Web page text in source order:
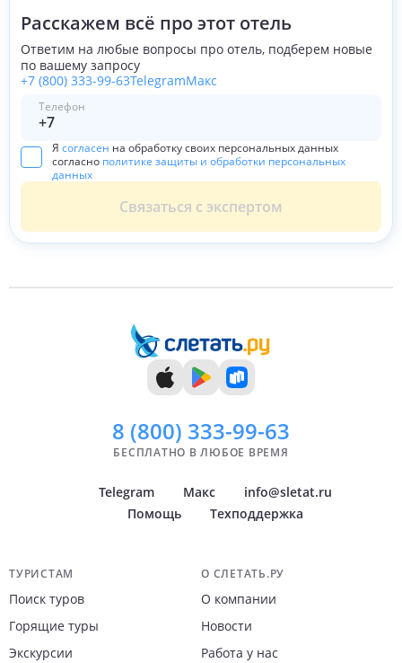
Расскажем всё про этот отель
Ответим на любые вопросы про отель, подберем новые
по вашему запросу
+7 (800) 333-99-63TelegramМакс
Телефон
Я согласен на обработку своих персональных данных
согласно политике защиты и обработки персональных
данных
Связаться с экспертом
8 (800) 333-99-63
БЕСПЛАТНО В ЛЮБОЕ ВРЕМЯ
Telegram Макс
info@sletat.ru
Помощь
Техподдержка
Навигация по сайту
ТУРИСТАМ
Поиск туров
Горящие туры
Экскурсии
О СЛЕТАТЬ.РУ
О компании
Новости
Работа у нас